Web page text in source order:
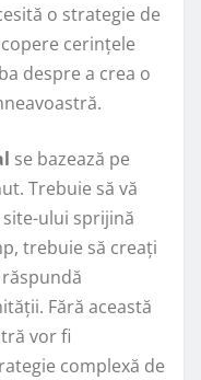
o strategie de
cerințele
despre a crea o
se bazează pe
Trebuie să vă
ului sprijină
trebuie să creați
Fără această
vor fi
complexă de